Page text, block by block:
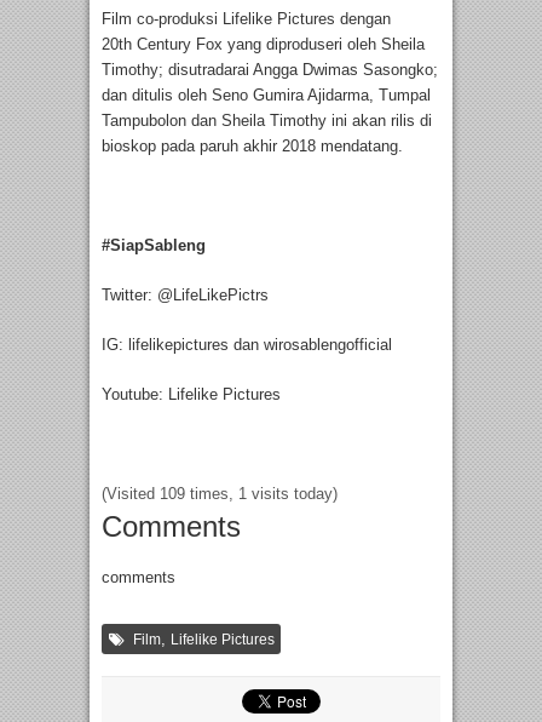
Film co-produksi Lifelike Pictures dengan
20th Century Fox yang diproduseri oleh Sheila
Timothy; disutradarai Angga Dwimas Sasongko;
dan ditulis oleh Seno Gumira Ajidarma, Tumpal
Tampubolon dan Sheila Timothy ini akan rilis di
bioskop pada paruh akhir 2018 mendatang.
#SiapSableng
Twitter: @LifeLikePictrs
IG: lifelikepictures dan wirosablengofficial
Youtube: Lifelike Pictures
(Visited 109 times, 1 visits today)
Comments
comments
Film, Lifelike Pictures